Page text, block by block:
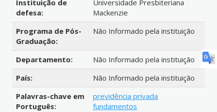
Instituição de
defesa:
Universidade Presbiteriana
Mackenzie
Programa de Pós-
Graduação:
Não Informado pela instituição
Departamento:
Não Informado pela instituição
País:
Não Informado pela instituição
Palavras-chave em
Português:
previdência privada
fundamentos